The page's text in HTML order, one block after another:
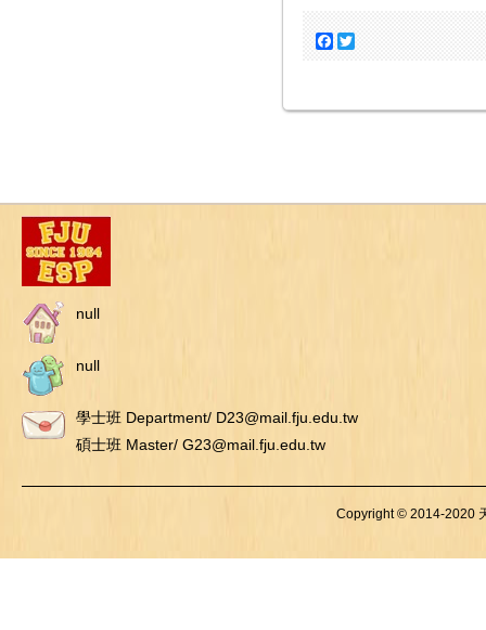
Facebook
null
null
學士班 Department/ D23@mail.fju.edu.tw
碩士班 Master/ G23@mail.fju.edu.tw
Copyright © 2014-2020